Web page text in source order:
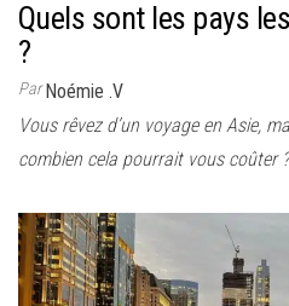
Quels sont les pays
?
Par Noémie .V
Vous rêvez d’un voyage en Asie,
combien cela pourrait vous coûter